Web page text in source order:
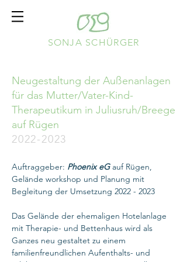
SONJA SCHÜRGER
Neugestaltung der Außenanlagen
für das Mutter/Vater-Kind-
Therapeutikum in Juliusruh/Breege
auf Rügen
2022-2023
Auftraggeber: Phoenix eGauf Rügen,
Gelände workshop und Planung mit
Begleitung der Umsetzung 2022 - 2023
Das Gelände der ehemaligen Hotelanlage
mit Therapie- und Bettenhaus wird als
Ganzes neu gestaltet zu einem
familienfreundlichen Aufenthalts- und